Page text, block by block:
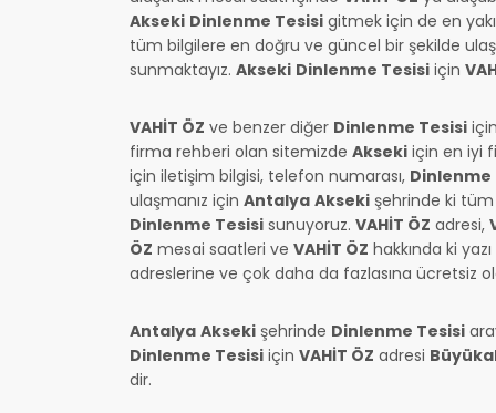
Akseki Dinlenme Tesisi gitmek için de en
tüm bilgilere en doğru ve güncel bir şekilde
sunmaktayız. Akseki Dinlenme Tesisi için
VAHİT ÖZ ve benzer diğer Dinlenme Tesisi
firma rehberi olan sitemizde Akseki için en iyi
için iletişim bilgisi, telefon numarası, Dinlenme
ulaşmanız için Antalya Akseki şehrinde ki
Dinlenme Tesisi sunuyoruz. VAHİT ÖZ adresi,
ÖZ mesai saatleri ve VAHİT ÖZ hakkında ki
adreslerine ve çok daha da fazlasına ücretsiz
Antalya Akseki şehrinde Dinlenme Tesisi
Dinlenme Tesisi için VAHİT ÖZ adresi
dir.